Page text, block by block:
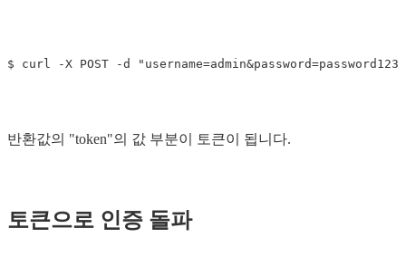
반환값의 "token"의 값 부분이 토큰이 됩니다.
토큰으로 인증 돌파